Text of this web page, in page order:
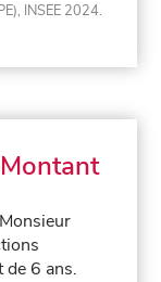
INSEE 2024.
6 ans.